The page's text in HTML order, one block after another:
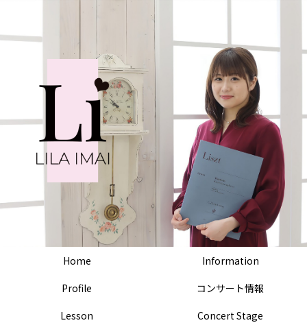
Home
Information
Profile
コンサート情報
Lesson
Concert Stage